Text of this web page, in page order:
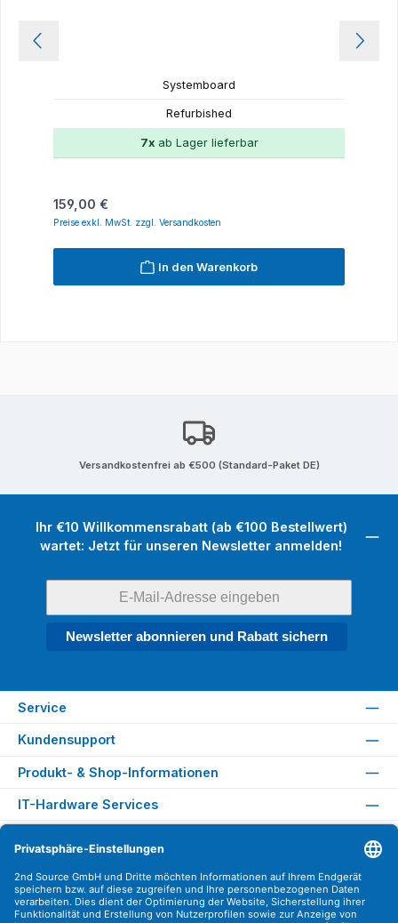
Systemboard
Refurbished
7xab Lager lieferbar
Regulärer Preis:
159,00 €
Preise exkl. MwSt. zzgl. Versandkosten
In den Warenkorb
Versandkostenfrei ab €500 (Standard-Paket DE)
Ihr €10 Willkommensrabatt (ab €100 Bestellwert)
wartet: Jetzt für unseren Newsletter anmelden!
Newsletter abonnieren und Rabatt sichern
Service
Kundensupport
Produkt- & Shop-Informationen
IT-Hardware Services
Versandarten
Zahlungsarten